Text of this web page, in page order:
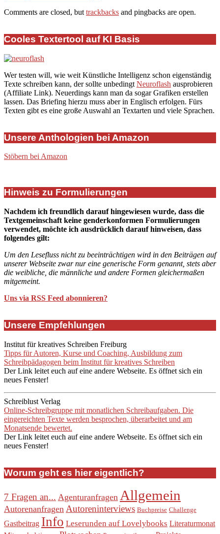
Comments are closed, but trackbacks and pingbacks are open.
Cooles Textertool auf KI Basis
Wer testen will, wie weit Künstliche Intelligenz schon eigenständig
Texte schreiben kann, der sollte unbedingt Neuroflash ausprobieren
(Affiliate Link). Neuerdings kann man da sogar Grafiken erstellen
lassen. Das Briefing hierzu muss aber in Englisch erfolgen. Fürs
Texten gibt es eine große Auswahl an Textarten und viele Sprachen.
Unsere Anthologien bei Amazon
Stöbern bei Amazon
Hinweis zu Formulierungen
Nachdem ich freundlich darauf hingewiesen wurde, dass die
Textgemeinschaft keine genderkonformen Formulierungen
verwendet, möchte ich ausdrücklich darauf hinweisen, dass
folgendes gilt:
Um den Lesefluss nicht zu beeinträchtigen wird in den Beiträgen auf
unserer Webseite zwar nur eine generische Form genannt, stets aber
die weibliche, die männliche und andere Formen gleichermaßen
mitgemeint.
Uns via RSS Feed abonnieren?
Unsere Empfehlungen
Institut für kreatives Schreiben Freiburg
Tipps für Autoren, Kurse und Coaching, Ausbildung zum
Schreibpädagogen beim Institut für kreatives Schreiben
Der Link leitet euch auf eine andere Webseite. Es öffnet sich ein
neues Fenster!
Schreiblust Verlag
Online-Schreibgruppe mit monatlichen Schreibaufgaben. Die
eingereichten Texte werden besprochen, überarbeitet und am
Monatsende bewertet.
Der Link leitet euch auf eine andere Webseite. Es öffnet sich ein
neues Fenster!
Worum geht es hier eigentlich?
7 Fragen an... Agenturanfragen Allgemein
Autorenanfragen Autoreninterviews Buchpreise Challenge
Gastbeitrag Info Leserunden auf Lovelybooks Literaturmonat